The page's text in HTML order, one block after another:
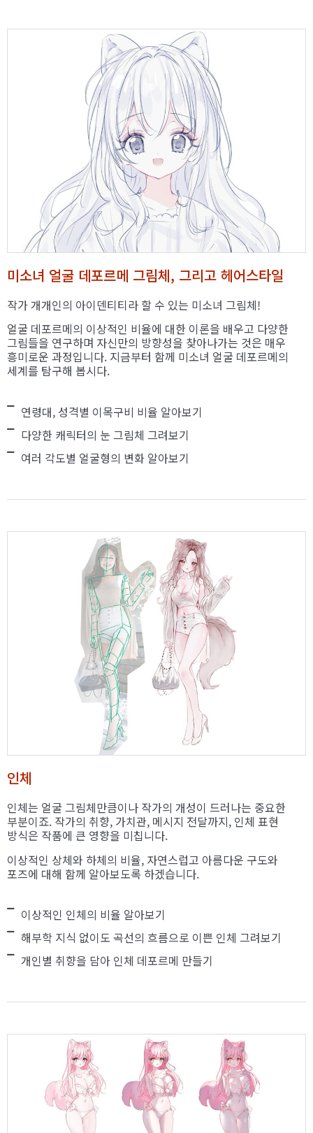
미소녀 얼굴 데포르메 그림체, 그리고 헤어스타일
작가 개개인의 아이덴티티라 할 수 있는 미소녀 그림체!
얼굴 데포르메의 이상적인 비율에 대한 이론을 배우고 다양한
그림들을 연구하며 자신만의 방향성을 찾아나가는 것은 매우
흥미로운 과정입니다. 지금부터 함께 미소녀 얼굴 데포르메의
세계를 탐구해 봅시다.
연령대, 성격별 이목구비 비율 알아보기
다양한 캐릭터의 눈 그림체 그려보기
여러 각도별 얼굴형의 변화 알아보기
인체
인체는 얼굴 그림체만큼이나 작가의 개성이 드러나는 중요한
부분이죠. 작가의 취향, 가치관, 메시지 전달까지, 인체 표현
방식은 작품에 큰 영향을 미칩니다.
이상적인 상체와 하체의 비율, 자연스럽고 아름다운 구도와
포즈에 대해 함께 알아보도록 하겠습니다.
이상적인 인체의 비율 알아보기
해부학 지식 없이도 곡선의 흐름으로 이쁜 인체 그려보기
개인별 취향을 담아 인체 데포르메 만들기